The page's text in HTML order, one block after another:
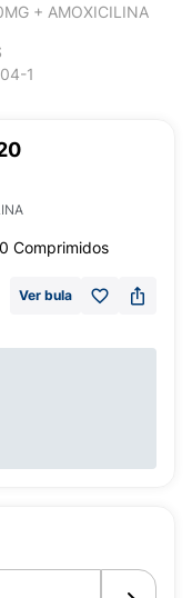
+ AMOXICILINA
1
Comprimidos
Ver bula